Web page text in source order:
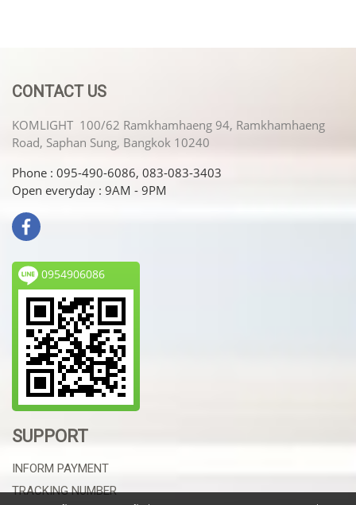
CONTACT US
KOMLIGHT 100/62 Ramkhamhaeng 94, Ramkhamhaeng
Road, Saphan Sung, Bangkok 10240
Phone : 095-490-6086, 083-083-3403
Open everyday : 9AM - 9PM
0954906086
SUPPORT
INFORM PAYMENT
TRACKING NUMBER